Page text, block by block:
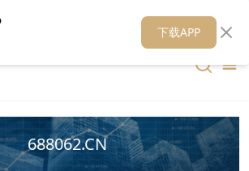
财华媒体矩阵 财华智库
688062.CN
下载APP